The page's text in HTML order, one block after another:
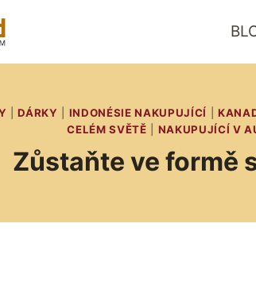
|DÁRKY INDONÉSIE NAKUPUJÍCÍ |
CELÉM SVĚTĚ
NAKUPUJÍCÍ V
Zůstaňte ve formě